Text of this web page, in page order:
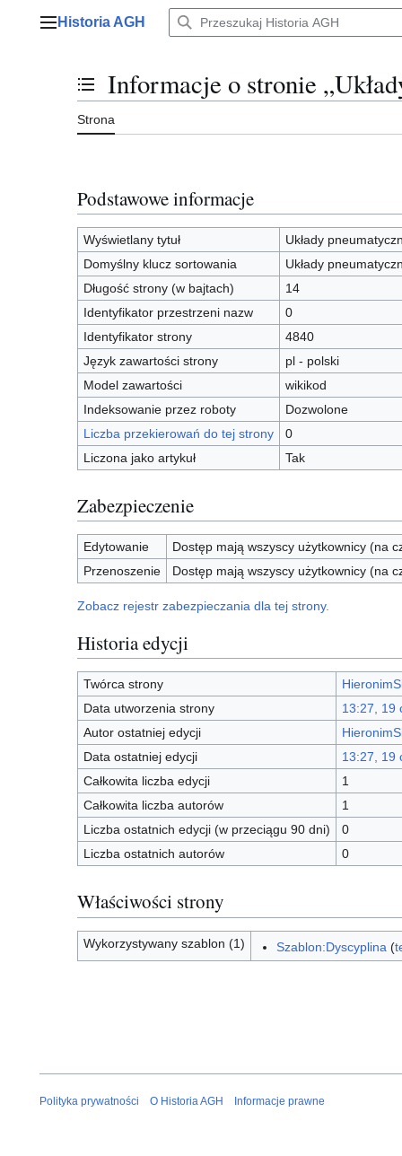
Menu główne
Historia AGH
Przełącz stan spisu treści
Informacje o stronie
Strona
Podstawowe informacje
Wyświetlany tytuł
Układy
Domyślny klucz sortowania
Układy
Długość strony (w bajtach)
14
Identyfikator przestrzeni nazw
0
Identyfikator strony
4840
Język zawartości strony
pl - polski
Model zawartości
wikikod
Indeksowanie przez roboty
Dozwolone
Liczba przekierowań do tej strony
0
Liczona jako artykuł
Tak
Zabezpieczenie
Edytowanie
Dostęp mają wszyscy użytkownicy (na
Przenoszenie
Dostęp mają wszyscy użytkownicy (na
Zobacz rejestr zabezpieczania dla tej strony.
Historia edycji
Twórca strony
Data utworzenia strony
13:27, 19
Autor ostatniej edycji
Data ostatniej edycji
13:27, 19
Całkowita liczba edycji
1
Całkowita liczba autorów
1
Liczba ostatnich edycji (w przeciągu 90 dni)
0
Liczba ostatnich autorów
0
Właściwości strony
Wykorzystywany szablon (1) Szablon:Dyscyplina (
Polityka prywatności O Historia AGH Informacje prawne